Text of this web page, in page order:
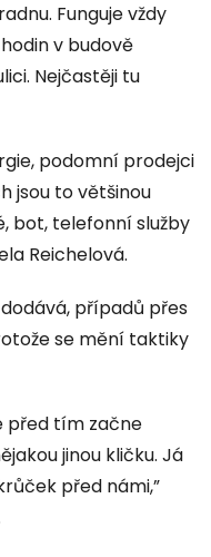
Funguje vždy
v budově
Nejčastěji tu
podomní prodejci
jsou to většinou
bot, telefonní služby
Reichelová.
případů přes
se mění taktiky
před tím začne
jinou kličku. Já
před námi,”